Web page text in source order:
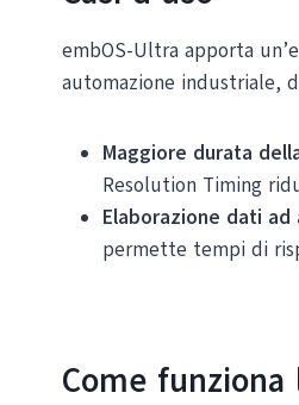
embOS-Ultra apporta
automazione industriale,
Maggiore durata
Resolution Timing
Elaborazione dati
permette tempi di
Come funziona